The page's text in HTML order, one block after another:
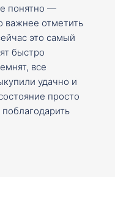
понятно —
важнее отметить
это самый
быстро
все
удачно и
просто